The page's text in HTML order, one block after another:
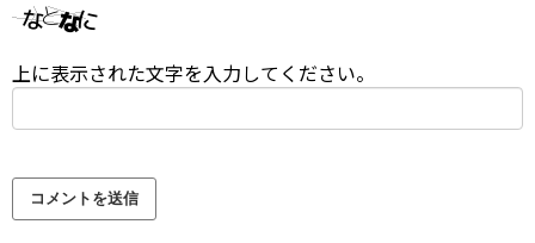
上に表示された文字を入力してください。